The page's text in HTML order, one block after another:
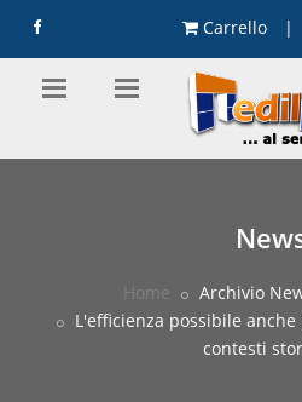
Carrello |
Home Archivio
L'efficienza possibile
contesti